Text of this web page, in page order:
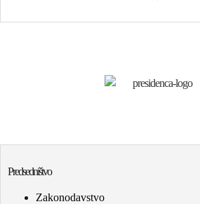
Predsedništvo
Zakonodavstvo